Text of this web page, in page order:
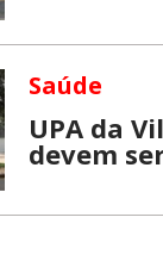
Saúde
UPA da
devem